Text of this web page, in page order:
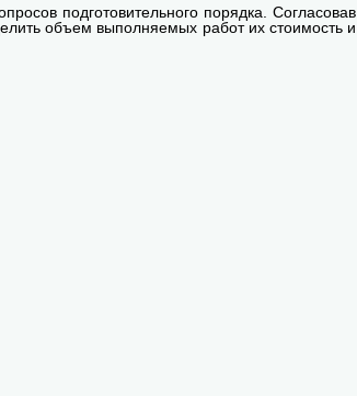
подготовительного порядка. Согласовав
объем выполняемых работ их стоимость и